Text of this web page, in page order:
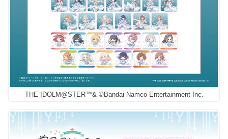
THE IDOLM@STER™& ©Bandai Namco Entertainment Inc.